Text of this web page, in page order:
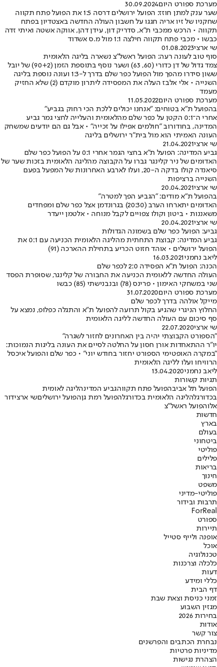
מערכת ספורט היום30.09.2024
שער ענק למתן חוזז: הפועל ירושלים דרסה 1:5 את הפועל פתח תקווה
שחקניו של זיו אריה חגגו על חשבון העולה החדשה באצטדיון בפתח
תקווה • הרכש ממכבי ת"א, סדריק דון, עידן דהן, אווקה אשטה ואיתי זדה
כבשו • מכבי פתח תקווה חילצה 1:1 מול מ.ס אשדוד
שי ארצי01.08.2023
סוף טוב לעונה רעה: הפועל ראשל"צ נשארה בליגה הלאומית
צמד גדול של דן כדורי (60, 63) ושער נוסף בתוספת הזמן (90+2) של יובל
ששון סידרו מהפך מול הפועל כפר שלם בדרך ל-1:3 ועונה נוספת בליגה
השנייה • אלי אלבז העלה את המפסידה ליתרון מוקדם (2) שלא החזיק
מעמד
מערכת ספורט היום11.05.2022
בהפועל ת"א בטוחים: "אנחנו יכולים ללכת הכי רחוק בגביע"
אחרי ה־0:1 הקטן על כפר שלם מהלאומית והעלייה לחצי גמר גביע
המדינה, בחודורוב "חולמים אפילו על זכייה" • אבל גם הם יודעים שמשחק
העונה האמיתי הוא מול בית"ר ירושלים בליגה
שי ארצי21.04.2021
גביע המדינה: הפועל ת"א בחצי הגמר אחרי 0:1 על הפועל כפר שלם
האדומים של ניר קלינגר גברו על הקבוצה מהליגה הלאומית בזכות שער של
סיאנדה קולו בדקה ה-20, ועלו לארבע האחרונות של המפעל בפעם
השנייה ברציפות
שי ארצי20.04.2021
בהפועל ת"א מודים: "הגביע הפך למטרה"
האדומים יתארחו הערב (20:30) בגרונדמן אצל כפר שלם ומפחדים
משאננות • ביטון וקולו צפויים לקבל מנוחה • אלטמן ייעדר
שי ארצי20.04.2021
גביע: הפועל כפר שלם בשמונה הגדולות
גביע המדינה: קבוצת התחתית מהליגה הלאומית הכניעה עם 0:1 את
הפועל ירושלים • אוהד חזוט הכריע בתחילת ההארכה (91)
ליאב נחמני16.03.2021
הכנה: הפועל ת"א הפסידה 2:0 לכפר שלם
העולה החדשה ללאומית הכניעה את החבורה של קלינגר, שסופרת הפסד
שני במשחקי האימון • פרינס (78) ובנבנישתי (85) כבשו
מערכת ספורט היום31.07.2020
מייקל אולהה בדרך לכפר שלם
החלוץ הניגרי שהגיע בקול תרועה להפועל ת"א והתגלה כפלופ, נמצא על
סף סיכום עם העולה החדשה לליגה הלאומית
שי ארצי22.07.2020
"הספורט הקבוצתי יהיה בין האחרונים לחזור לשגרה"
יו"ר ההתאחדות אורן חסון על החלטה לסיים את העונה בליגות הנמוכות:
"במקרה האופטימי הספורט יחזור בחודש יוני" • כפר שלם והפועל איכסל
הרוויחו ועלו לליגה הלאומית
ליאב נחמני13.04.2020
תגיות קשורות
הפועל תל אביבהפועל פתח תקווהגביע המדינהליגה לאומית
בכדורגלהליגה הלאומית בכדורגלהפועל רמת גןהפועל ירושליםשי ארצידור
אלוהפועל ראשל"צ
חדשות
בארץ
בעולם
ביטחוני
פוליטי
פלילים
בריאות
חינוך
משפט
פוליטי-מדיני
תרבות ובידור
ForReal
ספורט
תיירות
אופנה ולייף סטייל
אוכל
טכנולוגיה
כלכלה וצרכנות
דעות
כללי ומידע
דף הבית
זמני כניסת וצאת שבת
מגזין השבוע
בחירות 2026
אודות
צור קשר
נבחרת הכתבים והפרשנים
מדיניות פרטיות
הצהרת נגישות